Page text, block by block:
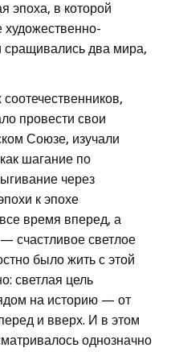
эпоха, в которой
два мира,
провести свои
Союзе, изучали
шагание по
через
к эпохе
время вперед, а
счастливое светлое
было жить с этой
светлая цель
на историю — от
и вверх. И в этом
однозначно